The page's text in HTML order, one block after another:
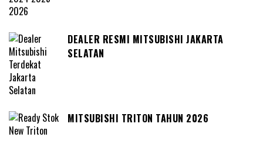
DEALER RESMI MITSUBISHI JAKARTA
SELATAN
MITSUBISHI TRITON TAHUN 2026